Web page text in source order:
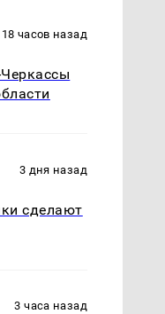
18 часов назад
3 дня назад
сделают
3 часа назад